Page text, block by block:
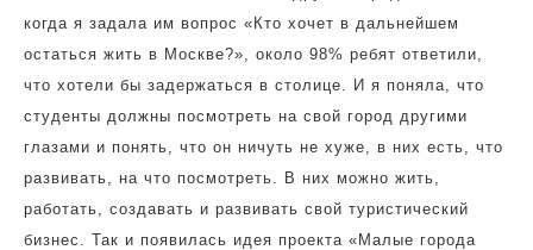
когда я задала им вопрос «Кто хочет в дальнейшем
остаться жить в Москве?», около 98% ребят ответили,
что хотели бы задержаться в столице. И я поняла, что
студенты должны посмотреть на свой город другими
глазами и понять, что он ничуть не хуже, в них есть, что
развивать, на что посмотреть. В них можно жить,
работать, создавать и развивать свой туристический
бизнес. Так и появилась идея проекта «Малые города